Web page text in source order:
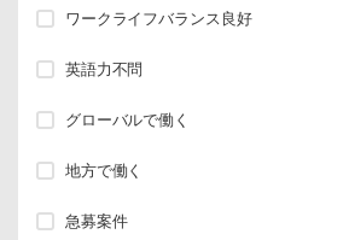
ワークライフバランス良好
英語力不問
グローバルで働く
地方で働く
急募案件